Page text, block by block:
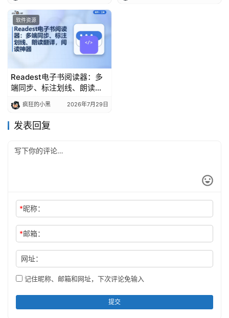
软件资源
Readest电子书阅读器：多
端同步、标注划线、朗读翻
疯狂的小黑 2026年7月29日
发表回复
*昵称：
*邮箱：
网址：
记住昵称、邮箱和网址，下次评论免输入
提交